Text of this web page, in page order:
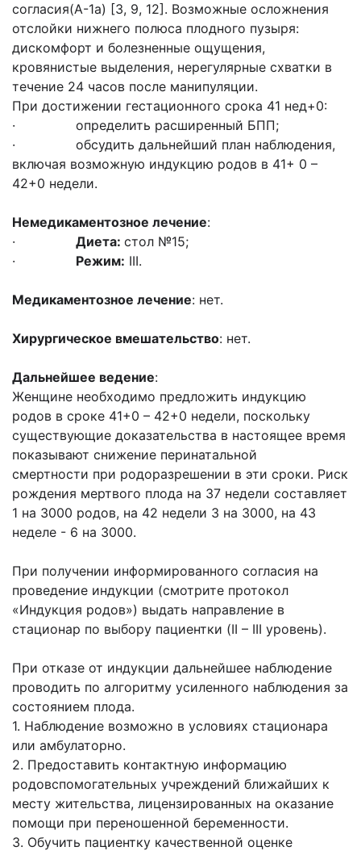
согласия(A-1a) [3, 9, 12]. Возможные осложнения
отслойки нижнего полюса плодного пузыря:
дискомфорт и болезненные ощущения,
кровянистые выделения, нерегулярные схватки в
течение 24 часов после манипуляции.
При достижении гестационного срока 41 нед+0:
· определить расширенный БПП;
· обсудить дальнейший план наблюдения,
включая возможную индукцию родов в 41+ 0 –
42+0 недели.
Немедикаментозное лечение:
· Диета: стол №15;
· Режим: III.
Медикаментозное лечение: нет.
Хирургическое вмешательство: нет.
Дальнейшее ведение:
Женщине необходимо предложить индукцию
родов в сроке 41+0 – 42+0 недели, поскольку
существующие доказательства в настоящее время
показывают снижение перинатальной
смертности при родоразрешении в эти сроки. Риск
рождения мертвого плода на 37 недели составляет
1 на 3000 родов, на 42 недели 3 на 3000, на 43
неделе - 6 на 3000.
При получении информированного согласия на
проведение индукции (смотрите протокол
«Индукция родов») выдать направление в
стационар по выбору пациентки (II – III уровень).
При отказе от индукции дальнейшее наблюдение
проводить по алгоритму усиленного наблюдения за
состоянием плода.
1. Наблюдение возможно в условиях стационара
или амбулаторно.
2. Предоставить контактную информацию
родовспомогательных учреждений ближайших к
месту жительства, лицензированных на оказание
помощи при переношенной беременности.
3. Обучить пациентку качественной оценке